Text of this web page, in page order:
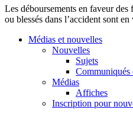
Les déboursements en faveur des
ou blessés dans l’accident sont
Médias et nouvelles
Nouvelles
Sujets
Communiqués
Médias
Affiches
Inscription pour